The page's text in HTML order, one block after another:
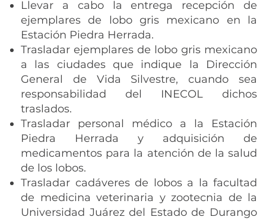
Llevar a cabo la entrega recepción de
ejemplares de lobo gris mexicano en la
Estación Piedra Herrada.
Trasladar ejemplares de lobo gris mexicano
a las ciudades que indique la Dirección
General de Vida Silvestre, cuando sea
responsabilidad del INECOL dichos
traslados.
Trasladar personal médico a la Estación
Piedra Herrada y adquisición de
medicamentos para la atención de la salud
de los lobos.
Trasladar cadáveres de lobos a la facultad
de medicina veterinaria y zootecnia de la
Universidad Juárez del Estado de Durango